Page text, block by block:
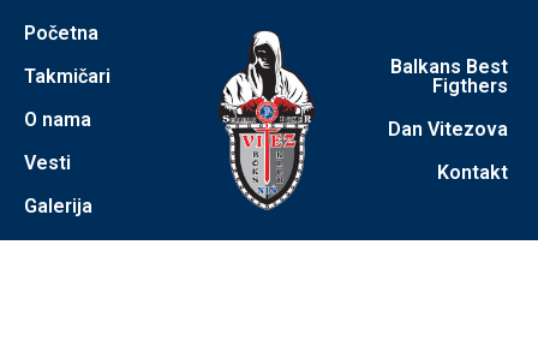
Početna
Takmičari
O nama
Vesti
Galerija
Balkans Best
Figthers
Dan Vitezova
Kontakt